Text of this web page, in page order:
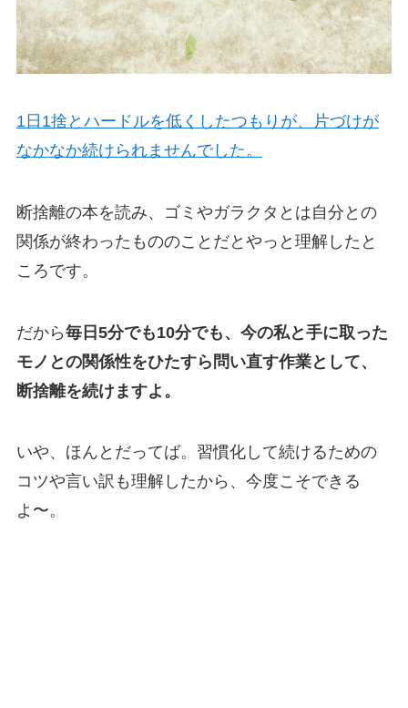
1日1捨とハードルを低くしたつもりが、片づけが
なかなか続けられませんでした。
断捨離の本を読み、ゴミやガラクタとは自分との
関係が終わったもののことだとやっと理解したと
ころです。
だから毎日5分でも10分でも、今の私と手に取った
モノとの関係性をひたすら問い直す作業として、
断捨離を続けますよ。
いや、ほんとだってば。習慣化して続けるための
コツや言い訳も理解したから、今度こそできる
よ〜。